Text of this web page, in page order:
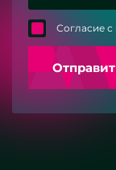
Согласие